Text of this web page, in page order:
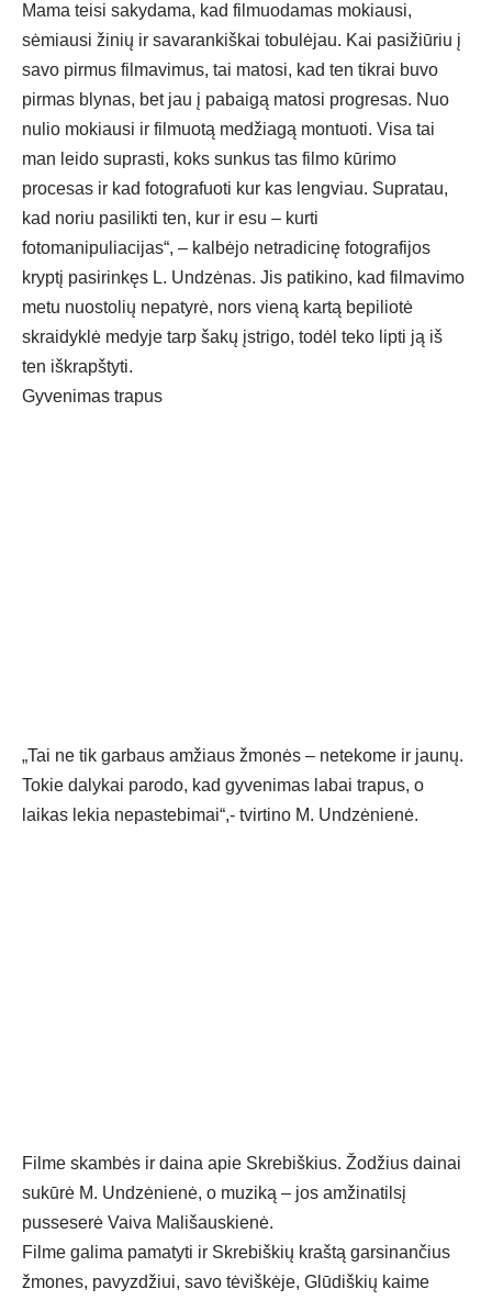
Mama teisi sakydama, kad filmuodamas mokiausi,
sėmiausi žinių ir savarankiškai tobulėjau. Kai pasižiūriu į
savo pirmus filmavimus, tai matosi, kad ten tikrai buvo
pirmas blynas, bet jau į pabaigą matosi progresas. Nuo
nulio mokiausi ir filmuotą medžiagą montuoti. Visa tai
man leido suprasti, koks sunkus tas filmo kūrimo
procesas ir kad fotografuoti kur kas lengviau. Supratau,
kad noriu pasilikti ten, kur ir esu – kurti
fotomanipuliacijas“, – kalbėjo netradicinę fotografijos
kryptį pasirinkęs L. Undzėnas. Jis patikino, kad filmavimo
metu nuostolių nepatyrė, nors vieną kartą bepiliotė
skraidyklė medyje tarp šakų įstrigo, todėl teko lipti ją iš
ten iškrapštyti.
Gyvenimas trapus
„Tai ne tik garbaus amžiaus žmonės – netekome ir jaunų.
Tokie dalykai parodo, kad gyvenimas labai trapus, o
laikas lekia nepastebimai“,- tvirtino M. Undzėnienė.
Filme skambės ir daina apie Skrebiškius. Žodžius dainai
sukūrė M. Undzėnienė, o muziką – jos amžinatilsį
pusseserė Vaiva Mališauskienė.
Filme galima pamatyti ir Skrebiškių kraštą garsinančius
žmones, pavyzdžiui, savo tėviškėje, Glūdiškių kaime